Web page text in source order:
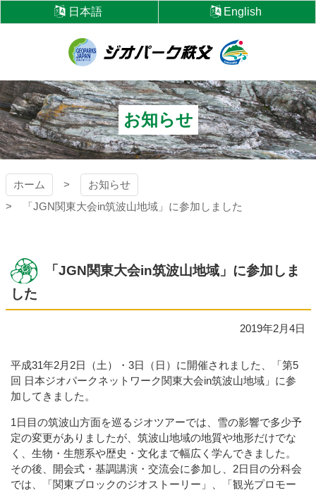
ン
本
文
へ
ス
キ
ッ
プ
日本語 English
ジオパーク秩父
お知らせ
ホーム
お知らせ
「JGN関東大会in筑波山地域」に参加しました
「JGN関東大会in筑波山地域」に参加しま
した
2019年2月4日
平成31年2月2日（土）・3日（日）に開催されました、「第5
回 日本ジオパークネットワーク関東大会in筑波山地域」に参
加してきました。
1日目の筑波山方面を巡るジオツアーでは、雪の影響で多少予
定の変更がありましたが、筑波山地域の地質や地形だけでな
く、生物・生態系や歴史・文化まで幅広く学んできました。
その後、開会式・基調講演・交流会に参加し、2日目の分科会
では、「関東ブロックのジオストーリー」、「観光プロモー